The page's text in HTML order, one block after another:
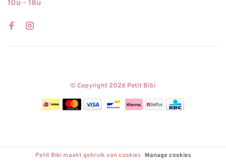
10u - 18u
© Copyright 2026 Petit Bibi
Petit Bibi maakt gebruik van cookies Manage cookies